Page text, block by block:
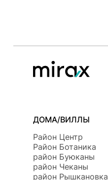
ДОМА/ВИЛЛЫ
Район Центр
Район Ботаникa
район Буюканы
район Чеканы
район Рышкановка